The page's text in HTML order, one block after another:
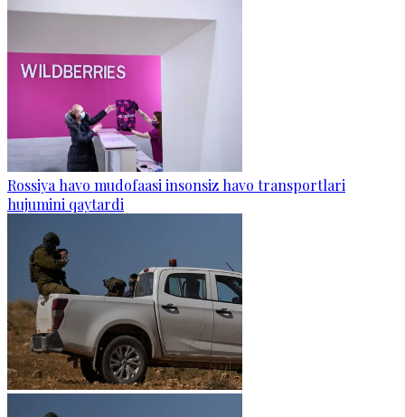
Rossiya havo mudofaasi insonsiz havo transportlari
hujumini qaytardi